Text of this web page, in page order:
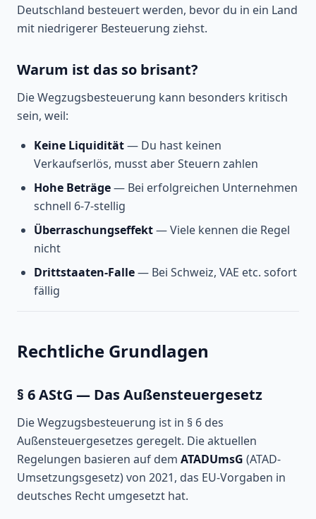
Deutschland besteuert werden, bevor du in ein Land
mit niedrigerer Besteuerung ziehst.
Warum ist das so brisant?
Die Wegzugsbesteuerung kann besonders kritisch
sein, weil:
Keine Liquidität— Du hast keinen
Verkaufserlös, musst aber Steuern zahlen
Hohe Beträge— Bei erfolgreichen Unternehmen
schnell 6-7-stellig
Überraschungseffekt— Viele kennen die Regel
nicht
Drittstaaten-Falle— Bei Schweiz, VAE etc. sofort
fällig
Rechtliche Grundlagen
§ 6 AStG — Das Außensteuergesetz
Die Wegzugsbesteuerung ist in § 6 des
Außensteuergesetzes geregelt. Die aktuellen
Regelungen basieren auf dem ATADUmsG (ATAD-
Umsetzungsgesetz) von 2021, das EU-Vorgaben in
deutsches Recht umgesetzt hat.